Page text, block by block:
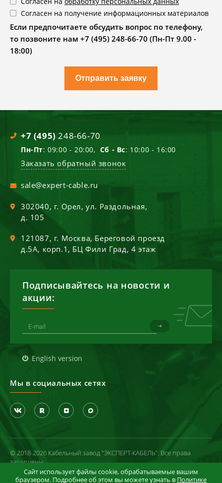
Согласен на получение информационных материалов
Если предпочитаете обсудить вопрос по телефону,
то позвоните нам +7 (495) 248-66-70 (Пн-Пт 9.00 -
18:00)
Отправить заявку
+7 (495) 248-66-70
Пн-Пт: 09:00 - 20:00, Сб - Вс: 10:00 - 16:00
Заказать обратный звонок
sale@expert-cable.ru
302040, г. Орел,ул. Раздольная,
д. 105
121087, г. Москва, Береговой проезд
д.5А, корп.1, БЦ Фили Град, 4 этаж
Подписывайтесь на новости и
акции:
English version
Мы в социальных сетях
© 2018-2026 Кабельный завод "ЭКСПЕРТ-КАБЕЛЬ". Все права
защищены
Политика конфиденциальности
Сайт использует файлы cookie, обрабатываемые вашим
браузером. Подробнее об этом вы можете узнать в Политике